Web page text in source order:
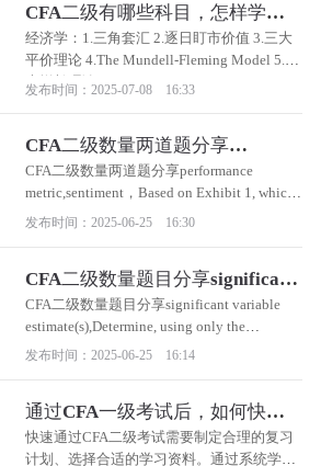
CFA二级有哪些科目，怎样学习
更高效？
经济学：1.三角套汇 2.逐日盯市价值 3.三大
平价理论 4.The Mundell-Fleming Model 5.三
大增长理论
发布时间：2025-07-08 16:33
CFA二级数量两道题分享
performance metric,sentiment
CFA二级数量两道题分享performance
metric,sentiment，Based on Exhibit 1, which
confusion matrix demonstrates the most
发布时间：2025-06-25 16:30
CFA二级数量题目分享significant
variable estimate(s)
CFA二级数量题目分享significant variable
estimate(s),Determine, using only the
statistically significant variable estimate(s) in
发布时间：2025-06-25 16:14
通过CFA一级考试后，如何快速
通过二级考试？
快速通过CFA二级考试需要制定合理的复习
计划、选择合适的学习资料。通过系统学习